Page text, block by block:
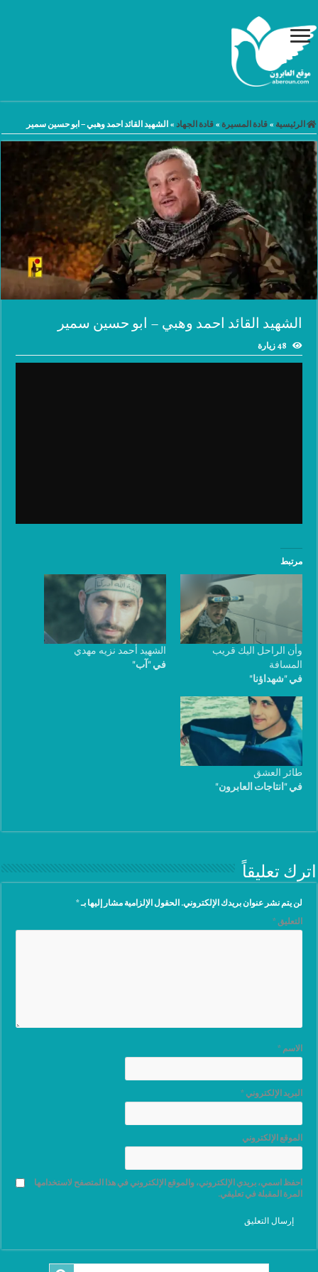
الرئيسية » قادة المسيرة » قادة الجهاد » الشهيد القائد احمد وهبي – ابو حسين سمير
الشهيد القائد احمد وهبي – ابو حسين سمير
48 زيارة
مرتبط
وأن الراحل اليك قريب
المسافة
في "شهداؤنا"
الشهيد أحمد نزيه مهدي
في "آب"
طائر العشق
في "انتاجات العابرون"
اترك تعليقاً
لن يتم نشر عنوان بريدك الإلكتروني. الحقول الإلزامية مشار إليها بـ*
التعليق*
الاسم*
البريد الإلكتروني*
الموقع الإلكتروني
احفظ اسمي، بريدي الإلكتروني، والموقع الإلكتروني في هذا المتصفح لاستخدامها
المرة المقبلة في تعليقي.